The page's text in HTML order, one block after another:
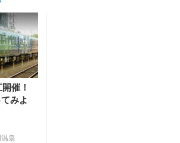
催！
みよ
泉